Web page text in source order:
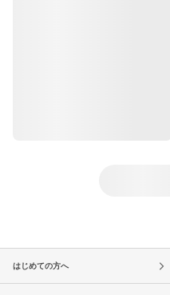
はじめての方へ